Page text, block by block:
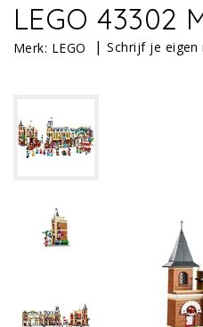
LEGO 43302
Merk: LEGO |Schrijf je eigen